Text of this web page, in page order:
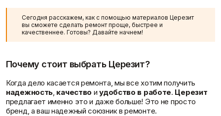
Дюбеля, Анкера
Крепления профиля
Саморезы
Показать больше
Стяжки для пола
Топпинг (промышленный
пол)
Показать больше
Сегодня расскажем, как с помощью материалов Церезит
вы сможете сделать ремонт проще, быстрее и
качественнее. Готовы? Давайте начнем!
Почему стоит выбрать Церезит?
Когда дело касается ремонта, мы все хотим получить
надежность качество иудобство в работе. Церезит
предлагает именно это и даже больше! Это не просто
бренд, а ваш надежный союзник в ремонте.